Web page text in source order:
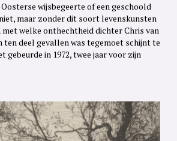
wijsbegeerte of een geschoold
maar zonder dit soort levenskunsten
welke onthechtheid dichter Chris van
ten deel gevallen was tegemoet schijnt te
gebeurde in 1972, twee jaar voor zijn